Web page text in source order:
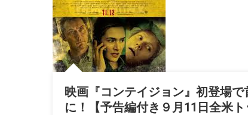
映画『コンテイジョン』初登場で
に！【予告編付き９月11日全米ト